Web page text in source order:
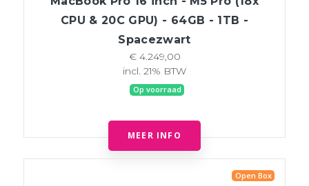
CPU & 20C GPU) - 64GB - 1TB -
Spacezwart
€ 4.249,00
incl. 21% BTW
Op voorraad
MEER INFO
Open Box